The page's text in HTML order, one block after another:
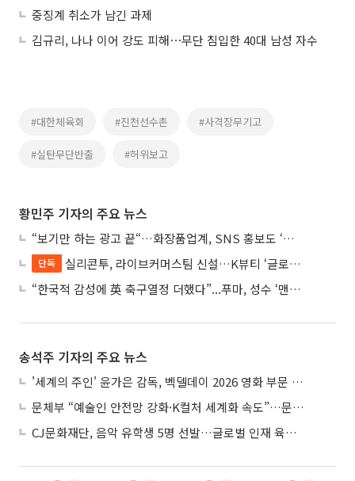
중징계 취소가 남긴 과제
김규리, 나나 이어 강도 피해⋯무단 침입한 40대 남성 자수
#대한체육회 #진천선수촌 #사격장무기고
#실탄무단반출 #허위보고
황민주 기자의 주요 뉴스
“보기만 하는 광고 끝“…화장품업계, SNS 홍보도 ‘참여형 콘텐츠’로 변모
단독
실리콘투, 라이브커머스팀 신설…K뷰티 ‘글로벌 판매망’ 확대 속도
“한국적 감성에 英 축구열정 더했다”...푸마, 성수 ‘맨시티 하우스’ 팝업
송석주 기자의 주요 뉴스
'세계의 주인' 윤가은 감독, 벡델데이 2026 영화 부문 벡델리안 감독 선정
문체부 “예술인 안전망 강화·K컬처 세계화 속도”…문화강국 청사진 제시
CJ문화재단, 음악 유학생 5명 선발…글로벌 인재 육성 지원